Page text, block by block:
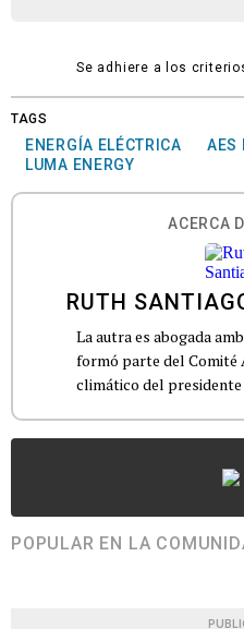
Se adhiere a los
TAGS
ENERGÍA ELÉCTRICA AES
LUMA ENERGY
ACERCA
RUTH
La autra es abogada
formó parte del Comité
climático del presidente
POPULAR EN LA